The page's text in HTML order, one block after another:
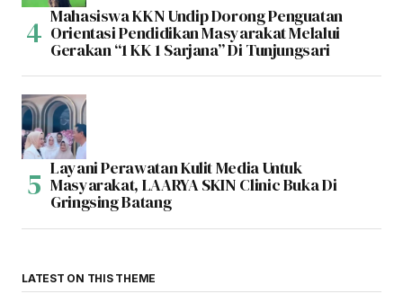
Mahasiswa KKN Undip Dorong Penguatan
Orientasi Pendidikan Masyarakat Melalui
Gerakan “1 KK 1 Sarjana” Di Tunjungsari
Layani Perawatan Kulit Media Untuk
Masyarakat, LAARYA SKIN Clinic Buka Di
Gringsing Batang
LATEST ON THIS THEME